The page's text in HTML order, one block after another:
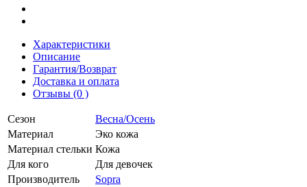
Характеристики
Описание
Гарантия/Возврат
Доставка и оплата
Отзывы (0 )
Сезон
Весна/Осень
Материал
Эко кожа
Материал стельки Кожа
Для кого
Для девочек
Производитель
Sopra